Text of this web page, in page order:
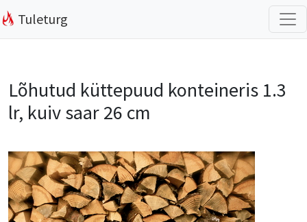
Tuleturg
Lõhutud küttepuud konteineris 1.3
lr, kuiv saar 26 cm